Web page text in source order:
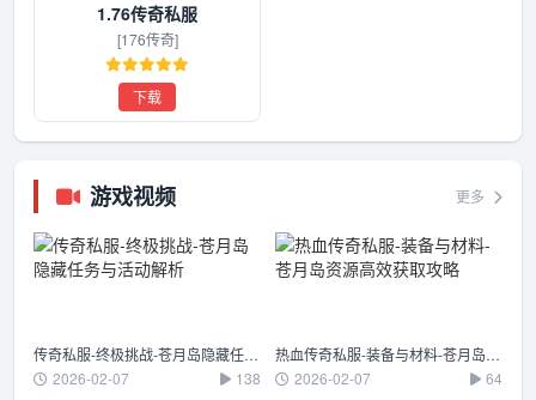
1.76传奇私服
[176传奇]
下载
游戏视频 更多
传奇私服-终极挑战-苍月岛隐藏任务与活动解析
2026-02-07
138
热血传奇私服-装备与材料-苍月岛资源高效获取攻略
2026-02-07
64